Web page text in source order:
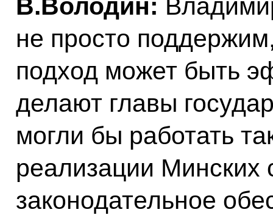
В.Володин:
не просто
подход может быть
делают главы
могли бы работать
реализации Минских
законодательное